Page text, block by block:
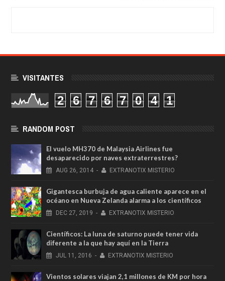
VISITANTES
2 6 7 6 7 0 4 1
RANDOM POST
El vuelo MH370 de Malaysia Airlines fue
desaparecido por naves extraterrestres?
AUG 26, 2014 - EXTRANOTIX MISTERIO
Gigantesca burbuja de agua caliente aparece en el
océano en Nueva Zelanda alarma a los científicos
DEC 27, 2019 - EXTRANOTIX MISTERIO
Científicos: La luna de saturno puede tener vida
diferente a la que hay aquí en la Tierra
JUL 11, 2016 - EXTRANOTIX MISTERIO
Vientos solares viajan 2,1 millones de KM por hora